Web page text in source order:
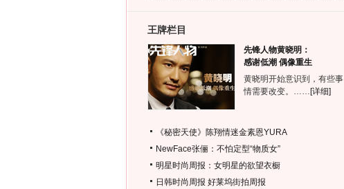
王牌栏目
先锋人物黄晓明：
感谢低潮 偶像重生
黄晓明开始意识到，有些事
情需要改变。…… [详细]
《秘密天使》陈翔情迷金素恩YURA
NewFace张俪：不怕定型“物质女”
明星时尚周报：女明星的欲望衣橱
日韩时尚周报 好莱坞街拍周报